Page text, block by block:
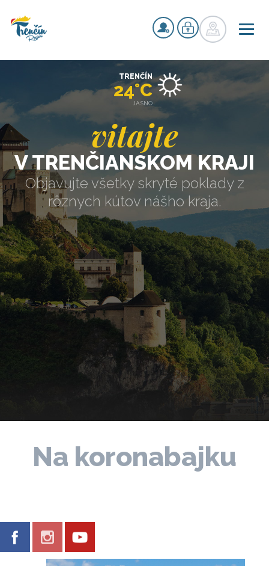
vitajte
V TRENČIANSKOM KRAJI
Objavujte všetky skryté poklady z
rôznych kútov nášho kraja.
TRENČÍN
24°C
JASNO
Na koronabajku